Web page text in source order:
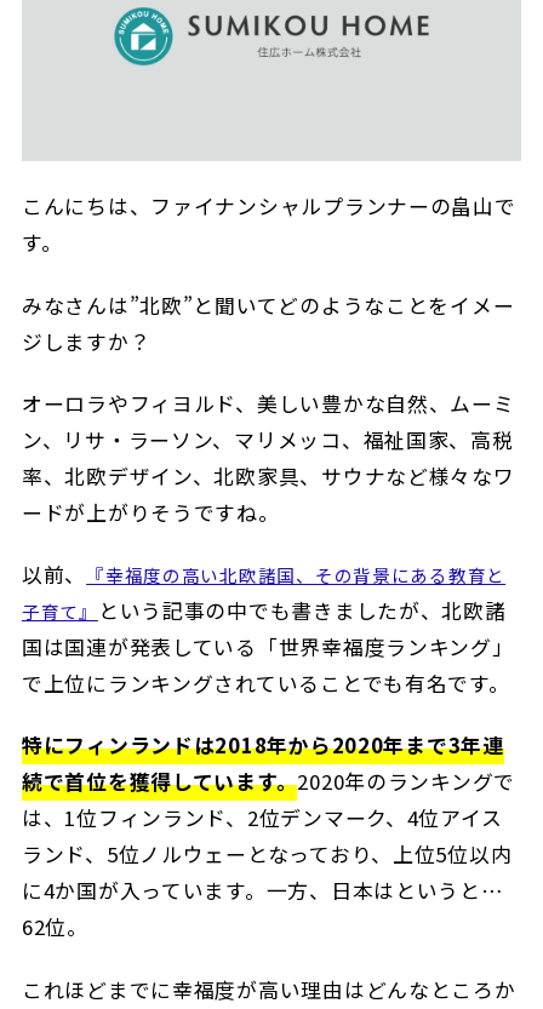
こんにちは、ファイナンシャルプランナーの畠山で
す。
みなさんは”北欧”と聞いてどのようなことをイメー
ジしますか？
オーロラやフィヨルド、美しい豊かな自然、ムーミ
ン、リサ・ラーソン、マリメッコ、福祉国家、高税
率、北欧デザイン、北欧家具、サウナなど様々なワ
ードが上がりそうですね。
以前、
『幸福度の高い北欧諸国、その背景にある教育と
子育て』
という記事の中でも書きましたが、北欧諸
国は国連が発表している「世界幸福度ランキング」
で上位にランキングされていることでも有名です。
特にフィンランドは2018年から2020年まで3年連
続で首位を獲得しています。2020年のランキングで
は、1位フィンランド、2位デンマーク、4位アイス
ランド、5位ノルウェーとなっており、上位5位以内
に4か国が入っています。一方、日本はというと…
62位。
これほどまでに幸福度が高い理由はどんなところか